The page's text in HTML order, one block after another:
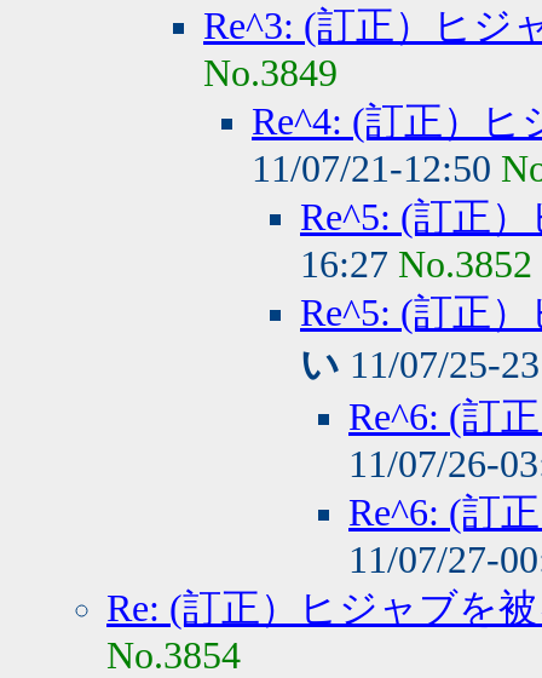
Re^3: (訂正）ヒジ
No.3849
Re^4: (訂正）
11/07/21-12:50
Re^5: (訂正
16:27 No.3852
Re^5: (訂正
い 11/07/25-
Re^6: (訂
11/07/26-
Re^6: (訂
11/07/27-
Re: (訂正）ヒジャブを
No.3854